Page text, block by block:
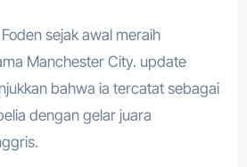
sejak awal meraih
Manchester City. update
bahwa ia tercatat sebagai
dengan gelar juara